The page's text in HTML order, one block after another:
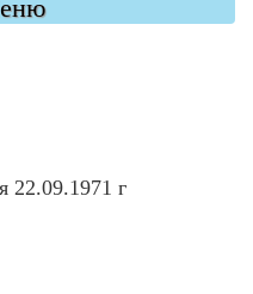
22.09.1971 г